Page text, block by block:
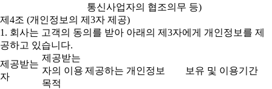
통신사업자의 협조의무 등)
제4조 (개인정보의 제3자 제공)
1. 회사는 고객의 동의를 받아 아래의 제3자에게 개인정보를 제
공하고 있습니다.
제공받는
자
제공받는
자의 이용
목적
제공하는 개인정보 보유 및 이용기간